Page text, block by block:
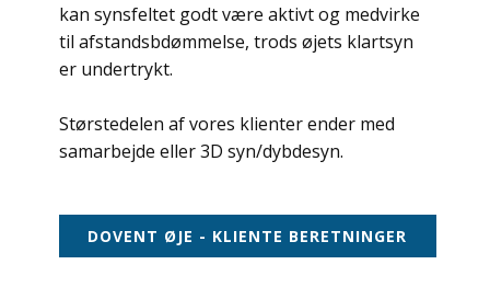
kan synsfeltet godt være aktivt og medvirke
til afstandsbdømmelse, trods øjets klartsyn
er undertrykt.
Størstedelen af vores klienter ender med
samarbejde eller 3D syn/dybdesyn.
DOVENT ØJE - KLIENTE BERETNINGER